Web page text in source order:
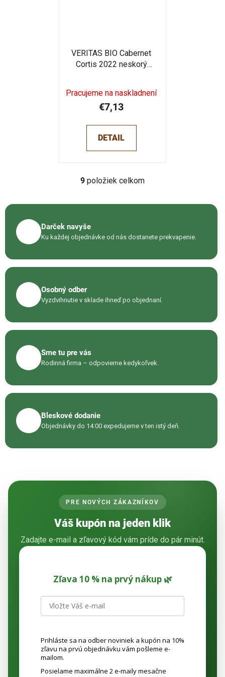
VERITAS BIO Cabernet
Cortis 2022 neskorý
Pracujeme na naskladnení
€7,13
DETAIL
O
l
a
i
r
y
p
s
u
9 položiek celkom
Darček navyše
Ku každej objednávke od nás dostanete prekvapenie.
Osobný odber
Vyzdvihnutie v sklade ihneď po objednaní.
Sme tu pre vás
Rodinná firma – odpovieme kedykoľvek.
Bleskové dodanie
Objednávky do 14:00 expedujeme v ten istý deň.
PRE NOVÝCH ZÁKAZNÍKOV
Váš kupón na jeden klik
Zadajte e-mail a zľavový kód vám príde do pár minút.
Zľava 10 % na prvý nákup 🌿
Prihláste sa na odber noviniek a kupón na 10%
zľavu na prvú objednávku vám pošleme e-
mailom.
Posielame maximálne 2 e-maily mesačne